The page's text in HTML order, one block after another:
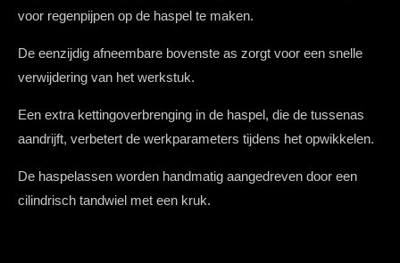
voor regenpijpen op de haspel te maken.
De eenzijdig afneembare bovenste as zorgt voor een snelle
verwijdering van het werkstuk.
Een extra kettingoverbrenging in de haspel, die de tussenas
aandrijft, verbetert de werkparameters tijdens het opwikkelen.
De haspelassen worden handmatig aangedreven door een
cilindrisch tandwiel met een kruk.